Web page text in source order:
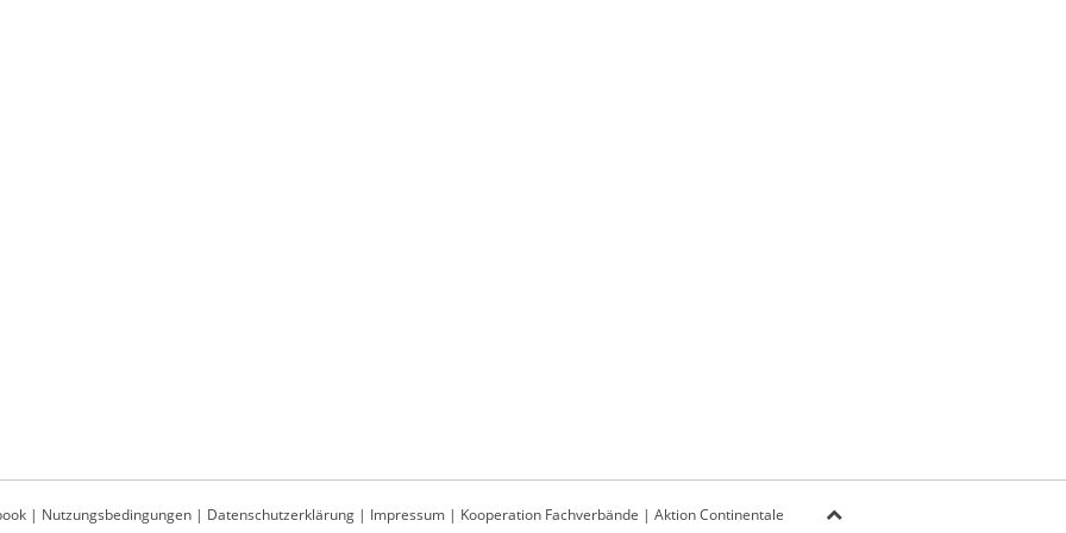
| Nutzungsbedingungen| Datenschutzerklärung| Impressum| Kooperation Fachverbände | Aktion Continentale